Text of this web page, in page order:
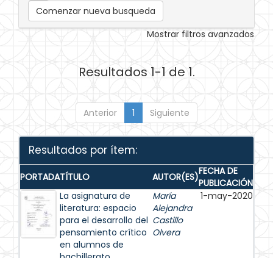
Comenzar nueva busqueda
Mostrar filtros avanzados
Resultados 1-1 de 1.
Anterior 1 Siguiente
Resultados por ítem:
PORTADATÍTULO AUTOR(ES)FECHA DE
PUBLICACIÓN
La asignatura de
literatura: espacio
para el desarrollo del
pensamiento crítico
en alumnos de
María
Alejandra
Castillo
Olvera
1-may-2020